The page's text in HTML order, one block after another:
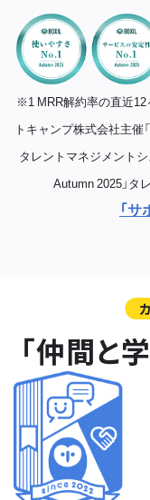
※1 MRR解約率の直近12
トキャンプ株式会社主催
タレントマネジメント
Autumn 2025」タ
「
「仲間と